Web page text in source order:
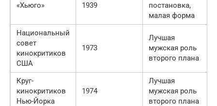
«Хьюго» 1939
постановка,
малая форма
Национальный
совет
кинокритиков
США
1973
Лучшая
мужская роль
второго плана
Круг-
кинокритиков
Нью-Йорка
1974
Лучшая
мужская роль
второго плана